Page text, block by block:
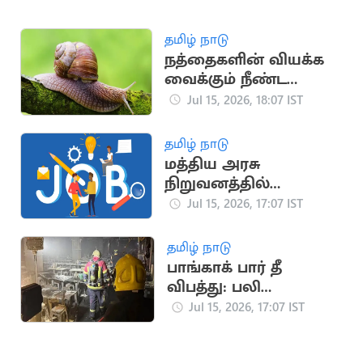
தமிழ் நாடு
நத்தைகளின் வியக்க
வைக்கும் நீண்ட
ஆயுள் கால
Jul 15, 2026, 18:07 IST
தமிழ் நாடு
மத்திய அரசு
நிறுவனத்தில்
வேலைவாய்ப்பு
Jul 15, 2026, 17:07 IST
தமிழ் நாடு
பாங்காக் பார் தீ
விபத்து: பலி
எண்ணிக்கை 32 ஆக
Jul 15, 2026, 17:07 IST